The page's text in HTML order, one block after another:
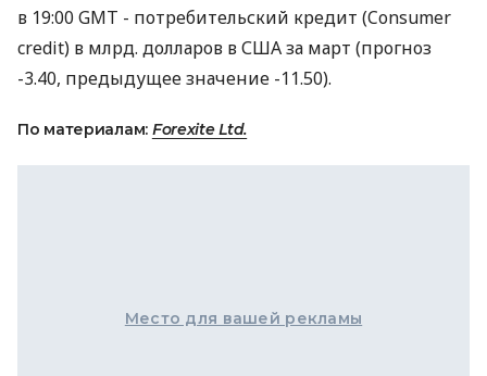
в 19:00 GMT - потребительский кредит (Consumer
credit) в млрд. долларов в США за март (прогноз
-3.40, предыдущее значение -11.50).
По материалам: Forexite Ltd.
Место для вашей рекламы